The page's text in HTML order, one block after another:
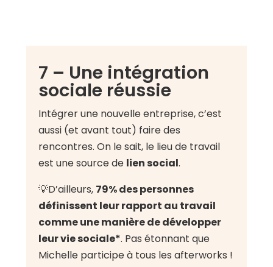
7 – Une intégration
sociale réussie
Intégrer une nouvelle entreprise, c’est
aussi (et avant tout) faire des
rencontres. On le sait, le lieu de travail
est une source de lien social.
💡D’ailleurs, 79% des personnes
définissent leur rapport au travail
comme une manière de développer
leur vie sociale*. Pas étonnant que
Michelle participe à tous les afterworks !